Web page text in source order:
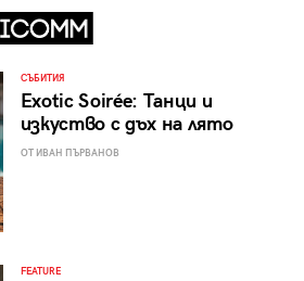
СЪБИТИЯ
Exotic Soirée: Танци и
изкуство с дъх на лято
ОТ ИВАН ПЪРВАНОВ
FEATURE